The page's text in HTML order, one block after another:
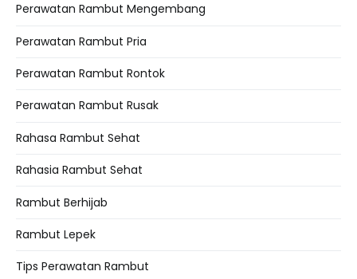
Perawatan Rambut Mengembang
Perawatan Rambut Pria
Perawatan Rambut Rontok
Perawatan Rambut Rusak
Rahasa Rambut Sehat
Rahasia Rambut Sehat
Rambut Berhijab
Rambut Lepek
Tips Perawatan Rambut